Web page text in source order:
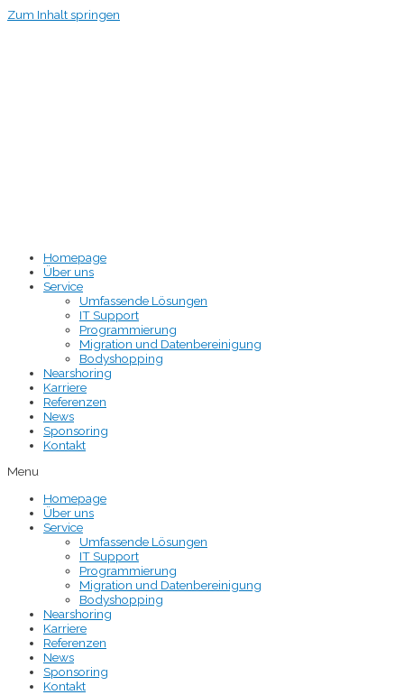
Zum Inhalt springen
Homepage
Über uns
Service
Umfassende Lösungen
IT Support
Programmierung
Migration und Datenbereinigung
Bodyshopping
Nearshoring
Karriere
Referenzen
News
Sponsoring
Kontakt
Menu
Homepage
Über uns
Service
Umfassende Lösungen
IT Support
Programmierung
Migration und Datenbereinigung
Bodyshopping
Nearshoring
Karriere
Referenzen
News
Sponsoring
Kontakt